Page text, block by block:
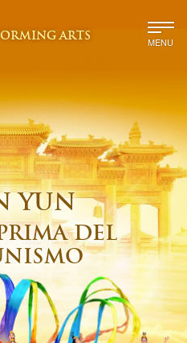
ARTS MENU
YUN
DEL